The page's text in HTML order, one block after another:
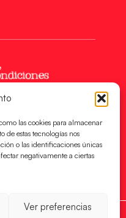
las cookies para almacenar
de estas tecnologías nos
o las identificaciones únicas
negativamente a ciertas
Ver preferencias